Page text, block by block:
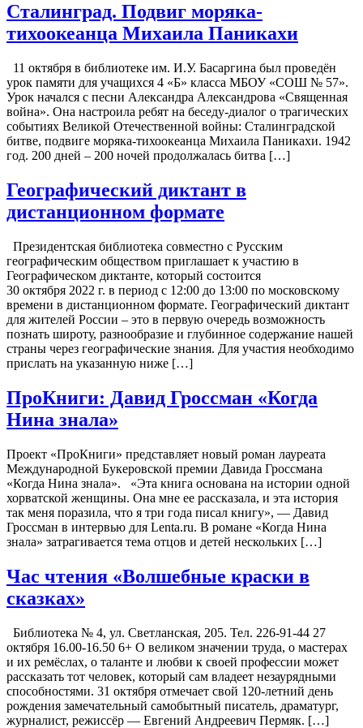
Сталинград. Подвиг моряка-
тихоокеанца Михаила Паникахи
11 октября в библиотеке им. И.У. Басаргина был проведён
урок памяти для учащихся 4 «Б» класса МБОУ «СОШ № 57».
Урок начался с песни Александра Александрова «Священная
война». Она настроила ребят на беседу-диалог о трагических
событиях Великой Отечественной войны: Сталинградской
битве, подвиге моряка-тихоокеанца Михаила Паникахи. 1942
год. 200 дней – 200 ночей продолжалась битва […]
Географический диктант в
дистанционном формате
Президентская библиотека совместно с Русским
географическим обществом приглашает к участию в
Географическом диктанте, который состоится
30 октября 2022 г. в период с 12:00 до 13:00 по московскому
времени в дистанционном формате. Географический диктант
для жителей России – это в первую очередь возможность
познать широту, разнообразие и глубинное содержание нашей
страны через географические знания. Для участия необходимо
прислать на указанную ниже […]
ПроКниги: Давид Гроссман «Когда
Нина знала»
Проект «ПроКниги» представляет новый роман лауреата
Международной Букеровской премии Давида Гроссмана
«Когда Нина знала». «Эта книга основана на истории одной
хорватской женщины. Она мне ее рассказала, и эта история
так меня поразила, что я три года писал книгу», — Давид
Гроссман в интервью для Lenta.ru. В романе «Когда Нина
знала» затрагивается тема отцов и детей нескольких […]
Час чтения «Волшебные краски в
сказках»
Библиотека № 4, ул. Светланская, 205. Тел. 226-91-44 27
октября 16.00-16.50 6+ О великом значении труда, о мастерах
и их ремёслах, о таланте и любви к своей профессии может
рассказать тот человек, который сам владеет незаурядными
способностями. 31 октября отмечает свой 120-летний день
рождения замечательный самобытный писатель, драматург,
журналист, режиссёр — Евгений Андреевич Пермяк. […]